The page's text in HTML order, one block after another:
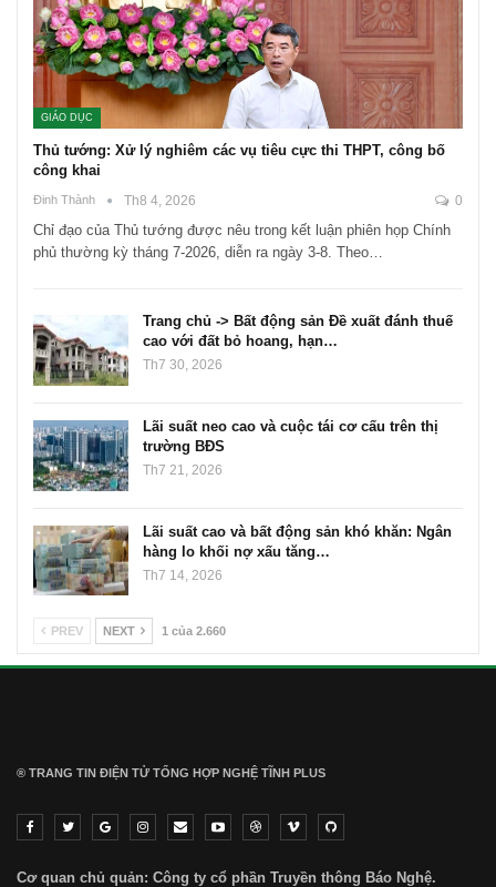
GIÁO DỤC
Thủ tướng: Xử lý nghiêm các vụ tiêu cực thi THPT, công bố
công khai
Đinh Thành Th8 4, 2026 0
Chỉ đạo của Thủ tướng được nêu trong kết luận phiên họp Chính
phủ thường kỳ tháng 7-2026, diễn ra ngày 3-8. Theo…
Trang chủ -> Bất động sản Đề xuất đánh thuế
cao với đất bỏ hoang, hạn…
Th7 30, 2026
Lãi suất neo cao và cuộc tái cơ cấu trên thị
trường BĐS
Th7 21, 2026
Lãi suất cao và bất động sản khó khăn: Ngân
hàng lo khối nợ xấu tăng…
Th7 14, 2026
PREV NEXT 1 của 2.660
® TRANG TIN ĐIỆN TỬ ТỔNG HỢP NGHỆ TĨNH PLUS
Cơ quan chủ quản: Công ty cổ phần Truyền thông Báo Nghệ.